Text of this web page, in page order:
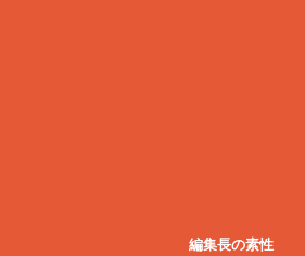
編集長の素性